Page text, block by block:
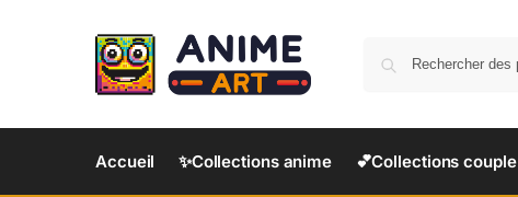
Accueil ✨Collections anime 💕Collections couple